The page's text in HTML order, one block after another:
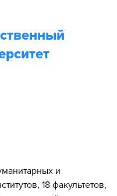
и
18 факультетов,